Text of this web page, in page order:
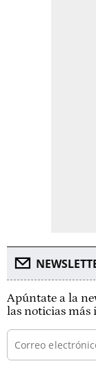
Apúntate a la
las noticias más